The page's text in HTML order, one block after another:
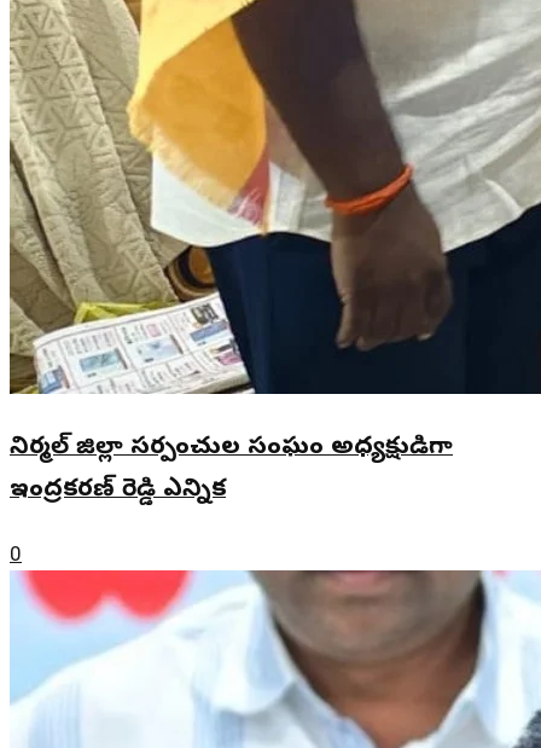
నిర్మల్ జిల్లా సర్పంచుల సంఘం అధ్యక్షుడిగా
ఇంద్రకరణ్ రెడ్డి ఎన్నిక
0